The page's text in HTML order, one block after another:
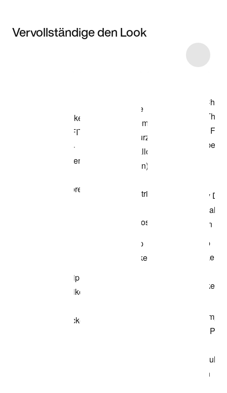
Vervollständige den Look